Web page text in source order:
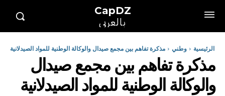
CapDZ
بالعربي
الرئيسية وطني مذكرة تفاهم بين مجمع صيدال والوكالة الوطنية للمواد الصيدلانية
مذكرة تفاهم بين مجمع صيدال
والوكالة الوطنية للمواد الصيدلانية